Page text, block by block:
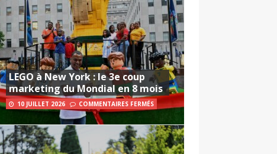
LEGO à New York : le 3e coup
marketing du Mondial en 8 mois
10 JUILLET 2026 COMMENTAIRES FERMÉS